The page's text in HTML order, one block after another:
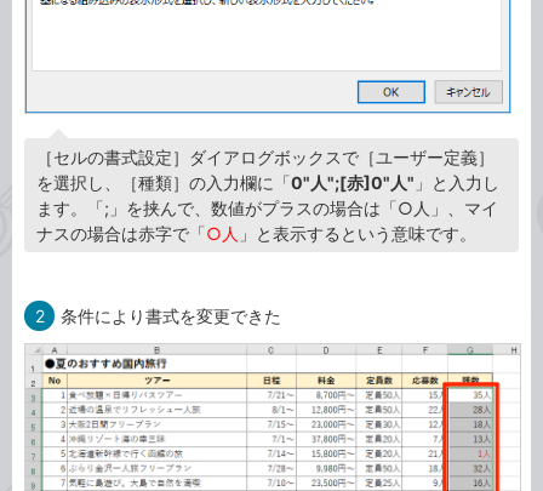
［セルの書式設定］ダイアログボックスで［ユーザー定義］
を選択し、［種類］の入力欄に「0"人";[赤]0"人" 」と入力し
ます。「;」を挟んで、数値がプラスの場合は「○人」、マイ
ナスの場合は赤字で「○人 」と表示するという意味です。
2 条件により書式を変更できた